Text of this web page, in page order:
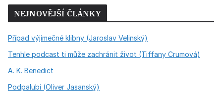
NEJNOVĚJŠÍ ČLÁNKY
Případ výjimečné klibny (Jaroslav Velinský)
Tenhle podcast ti může zachránit život (Tiffany Crumová)
A. K. Benedict
Podpalubí (Oliver Jasanský)